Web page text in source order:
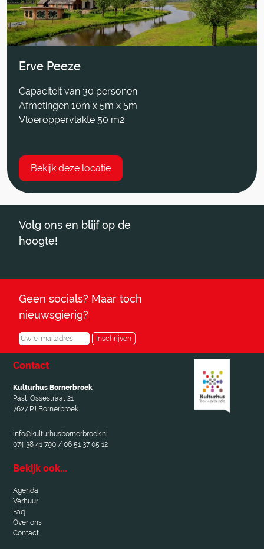
Erve Peeze
Capaciteit van 30 personen
Afmetingen 10m x 5m x 5m
Vloeroppervlakte 50 m2
Bekijk deze locatie
Volg ons en blijf op de
hoogte!
Geen socials? Maar toch
nieuwsgierig?
Inschrijven
Contact
Kulturhus Bornerbroek
Past. Ossestraat 21
7627 PJ Bornerbroek
info@kulturhusbornerbroek.nl
074 38 41 790 / 06 51 37 05 12
Bekijk ook...
Agenda
Verhuur
Faq
Over ons
Contact